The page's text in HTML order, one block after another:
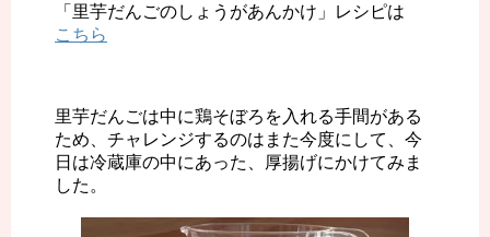
「里芋だんごのしょうがあんかけ」レシピは
こちら
里芋だんごは中に鶏そぼろを入れる手間がある
ため、チャレンジするのはまた今度にして、今
日は冷蔵庫の中にあった、厚揚げにかけてみま
した。